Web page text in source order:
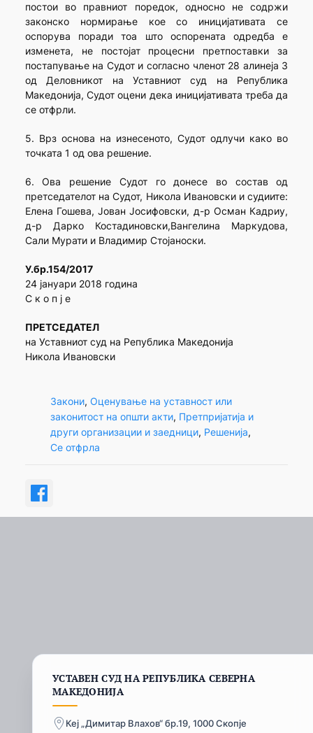
постои во правниот поредок, односно не содржи
законско нормирање кое со иницијативата се
оспорува поради тоа што оспорената одредба е
изменета, не постојат процесни претпоставки за
постапување на Судот и согласно членот 28 алинеја 3
од Деловникот на Уставниот суд на Република
Македонија, Судот оцени дека иницијативата треба да
се отфрли.
5. Врз основа на изнесеното, Судот одлучи како во
точката 1 од ова решение.
6. Ова решение Судот го донесе во состав од
претседателот на Судот, Никола Ивановски и судиите:
Елена Гошева, Јован Јосифовски, д-р Осман Кадриу,
д-р Дарко Костадиновски,Вангелина Маркудова,
Сали Мурати и Владимир Стојаноски.
У.бр.154/2017
24 јануари 2018 година
С к о п ј е
ПРЕТСЕДАТЕЛ
на Уставниот суд на Република Македонија
Никола Ивановски
Закони, Оценување на уставност или
законитост на општи акти, Претпријатија и
други организации и заедници, Решенија
Се отфрла
УСТАВЕН СУД НА РЕПУБЛИКА СЕВЕРНА
МАКЕДОНИЈА
Кеј „Димитар Влахов“ бр.19, 1000 Скопје